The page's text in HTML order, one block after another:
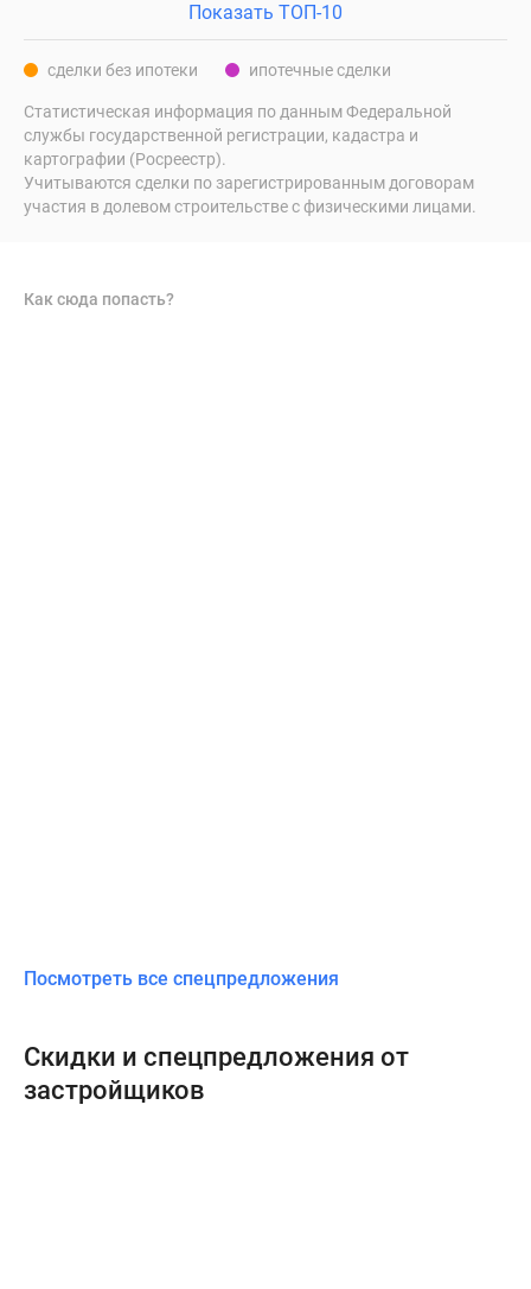
Показать ТОП-10
сделки без ипотеки ипотечные сделки
Статистическая информация по данным Федеральной
службы государственной регистрации, кадастра и
картографии (Росреестр).
Учитываются сделки по зарегистрированным договорам
участия в долевом строительстве с физическими лицами.
Как сюда попасть?
Посмотреть все спецпредложения
Скидки и спецпредложения от
застройщиков